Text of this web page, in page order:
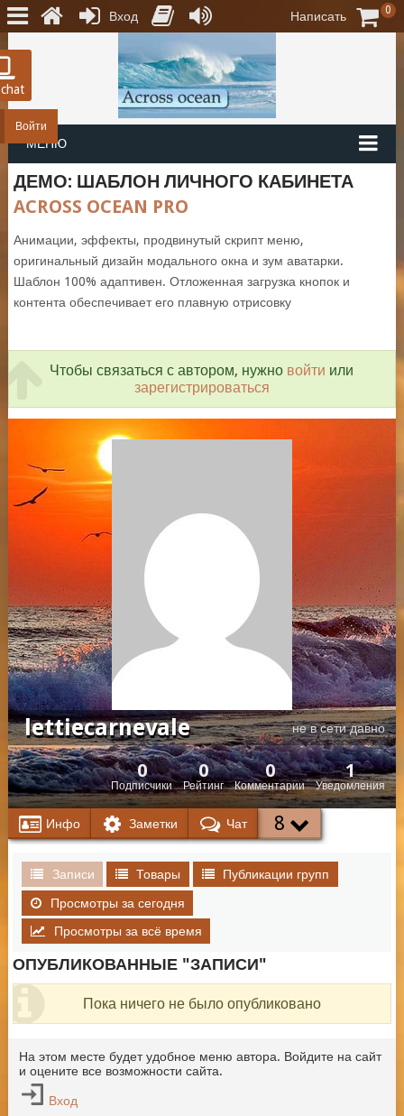
Войти
МЕНЮ
ДЕМО: ШАБЛОН ЛИЧНОГО КАБИНЕТА
ACROSS OCEAN PRO
Анимации, эффекты, продвинутый скрипт меню,
оригинальный дизайн модального окна и зум аватарки.
Шаблон 100% адаптивен. Отложенная загрузка кнопок и
контента обеспечивает его плавную отрисовку
Чтобы связаться с автором, нужно войти или
зарегистрироваться
lettiecarnevale не в сети давно
Подписчики
0
Рейтинг
0
Комментарии
0
Уведомления
1
Инфо Заметки Чат 8
Записи Товары
Публикации групп
Просмотры за сегодня
Просмотры за всё время
ОПУБЛИКОВАННЫЕ "ЗАПИСИ"
Пока ничего не было опубликовано
На этом месте будет удобное меню автора. Войдите на сайт
и оцените все возможности сайта.
Вход
Вход Написать 0